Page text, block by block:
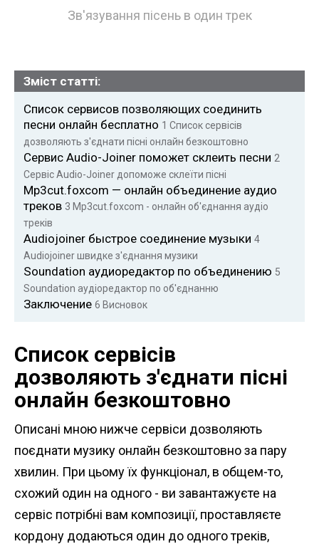
Зв'язування пісень в один трек
Зміст статті:
Список сервисов позволяющих соединить
песни онлайн бесплатно 1 Список сервісів
дозволяють з'єднати пісні онлайн безкоштовно
Сервис Audio-Joiner поможет склеить песни 2
Сервіс Audio-Joiner допоможе склеїти пісні
Mp3cut.foxcom — онлайн объединение аудио
треков 3 Mp3cut.foxcom - онлайн об'єднання аудіо
треків
Audiojoiner быстрое соединение музыки 4
Audiojoiner швидке з'єднання музики
Soundation аудиоредактор по объединению 5
Soundation аудіоредактор по об'єднанню
Заключение 6 Висновок
Список сервісів
дозволяють з'єднати пісні
онлайн безкоштовно
Описані мною нижче сервіси дозволяють
поєднати музику онлайн безкоштовно за пару
хвилин. При цьому їх функціонал, в общем-то,
схожий один на одного - ви завантажуєте на
сервіс потрібні вам композиції, проставляєте
кордону додаються один до одного треків,